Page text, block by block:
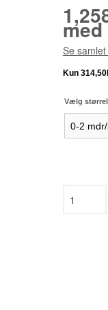
Se
Vælg